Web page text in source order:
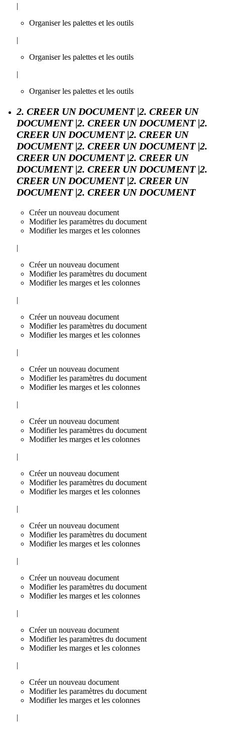
|
Organiser les palettes et les outils
|
Organiser les palettes et les outils
|
Organiser les palettes et les outils
2. CREER UN DOCUMENT |2. CREER UN
DOCUMENT |2. CREER UN DOCUMENT |2.
CREER UN DOCUMENT |2. CREER UN
DOCUMENT |2. CREER UN DOCUMENT |2.
CREER UN DOCUMENT |2. CREER UN
DOCUMENT |2. CREER UN DOCUMENT |2.
CREER UN DOCUMENT |2. CREER UN
DOCUMENT |2. CREER UN DOCUMENT
Créer un nouveau document
Modifier les paramètres du document
Modifier les marges et les colonnes
|
Créer un nouveau document
Modifier les paramètres du document
Modifier les marges et les colonnes
|
Créer un nouveau document
Modifier les paramètres du document
Modifier les marges et les colonnes
|
Créer un nouveau document
Modifier les paramètres du document
Modifier les marges et les colonnes
|
Créer un nouveau document
Modifier les paramètres du document
Modifier les marges et les colonnes
|
Créer un nouveau document
Modifier les paramètres du document
Modifier les marges et les colonnes
|
Créer un nouveau document
Modifier les paramètres du document
Modifier les marges et les colonnes
|
Créer un nouveau document
Modifier les paramètres du document
Modifier les marges et les colonnes
|
Créer un nouveau document
Modifier les paramètres du document
Modifier les marges et les colonnes
|
Créer un nouveau document
Modifier les paramètres du document
Modifier les marges et les colonnes
|